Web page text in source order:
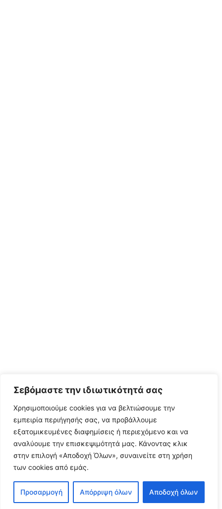
Σεβόμαστε την ιδιωτικότητά σας
Χρησιμοποιούμε cookies για να βελτιώσουμε την
εμπειρία περιήγησής σας, να προβάλλουμε
εξατομικευμένες διαφημίσεις ή περιεχόμενο και να
αναλύουμε την επισκεψιμότητά μας. Κάνοντας κλικ
στην επιλογή «Αποδοχή Όλων», συναινείτε στη χρήση
των cookies από εμάς.
Προσαρμογή Απόρριψη όλων Αποδοχή όλων